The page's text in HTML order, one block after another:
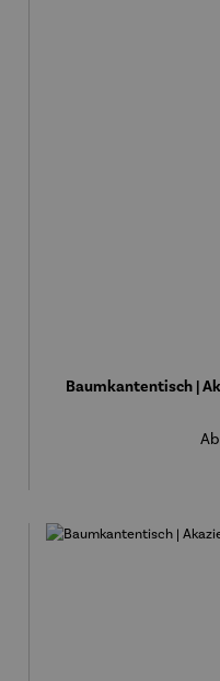
Baumkantentisch |
Ab